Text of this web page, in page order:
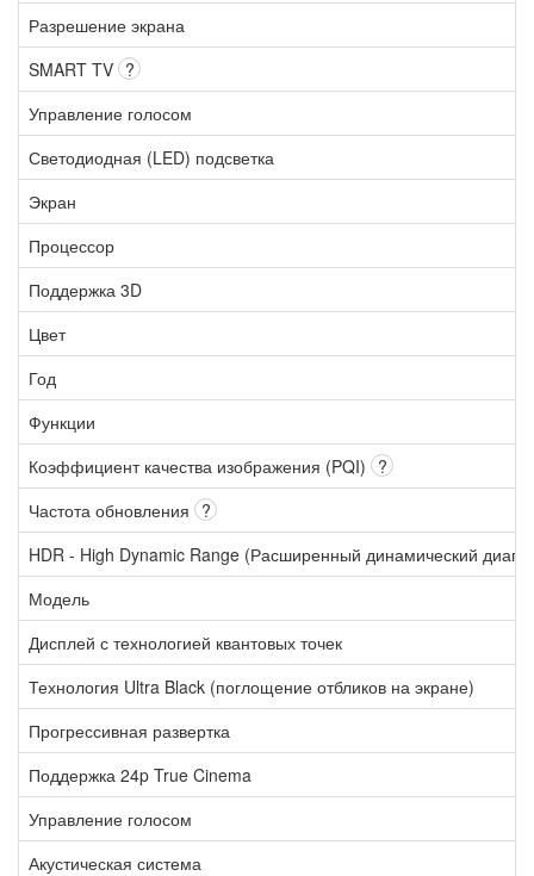
Разрешение экрана
SMART TV ?
Управление голосом
Светодиодная (LED) подсветка
Экран
Процессор
Поддержка 3D
Цвет
Год
Функции
Коэффициент качества изображения (PQI) ?
Частота обновления ?
HDR - High Dynamic Range (Расширенный динамический
Модель
Дисплей с технологией квантовых точек
Технология Ultra Black (поглощение отбликов на экране)
Прогрессивная развертка
Поддержка 24p True Cinema
Управление голосом
Акустическая система